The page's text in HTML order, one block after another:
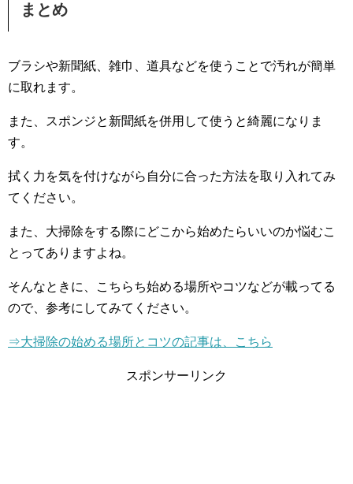
まとめ
ブラシや新聞紙、雑巾、道具などを使うことで汚れが簡単
に取れます。
また、スポンジと新聞紙を併用して使うと綺麗になりま
す。
拭く力を気を付けながら自分に合った方法を取り入れてみ
てください。
また、大掃除をする際にどこから始めたらいいのか悩むこ
とってありますよね。
そんなときに、こちらち始める場所やコツなどが載ってる
ので、参考にしてみてください。
⇒大掃除の始める場所とコツの記事は、こちら
スポンサーリンク